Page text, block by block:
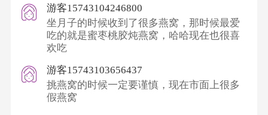
游客15743104246800
坐月子的时候收到了很多燕窝，那时候最爱
吃的就是蜜枣桃胶炖燕窝，哈哈现在也很喜
欢吃
游客15743103656437
挑燕窝的时候一定要谨慎，现在市面上很多
假燕窝